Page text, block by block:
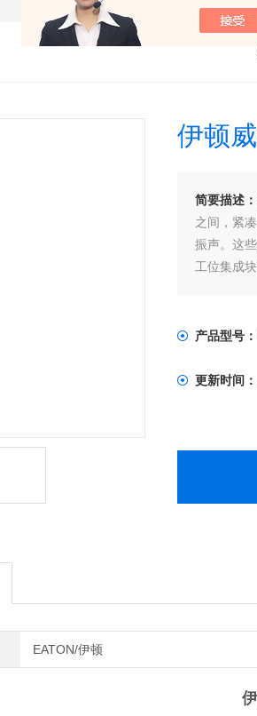
伊顿
简要描述：
之间，紧
振声。这
工位集成块
产品型号：
更新时间：
EATON/伊顿